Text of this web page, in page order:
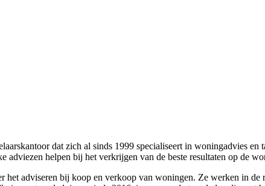
dat zich al sinds 1999 specialiseert in woningadvies en
adviezen helpen bij het verkrijgen van de beste resultaten op de
het adviseren bij koop en verkoop van woningen. Ze werken in